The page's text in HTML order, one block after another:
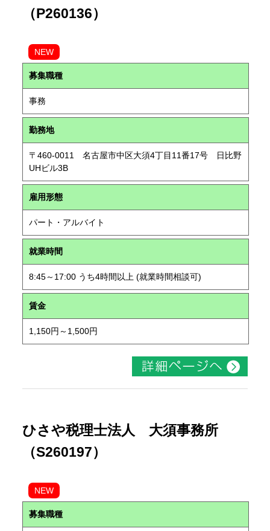
（P260136）
NEW
募集職種
事務
勤務地
〒460-0011 名古屋市中区大須4丁目11番17号 日比野
UHビル3B
雇用形態
パート・アルバイト
就業時間
8:45～17:00 うち4時間以上 (就業時間相談可)
賃金
1,150円～1,500円
ひさや税理士法人 大須事務所
（S260197）
NEW
募集職種